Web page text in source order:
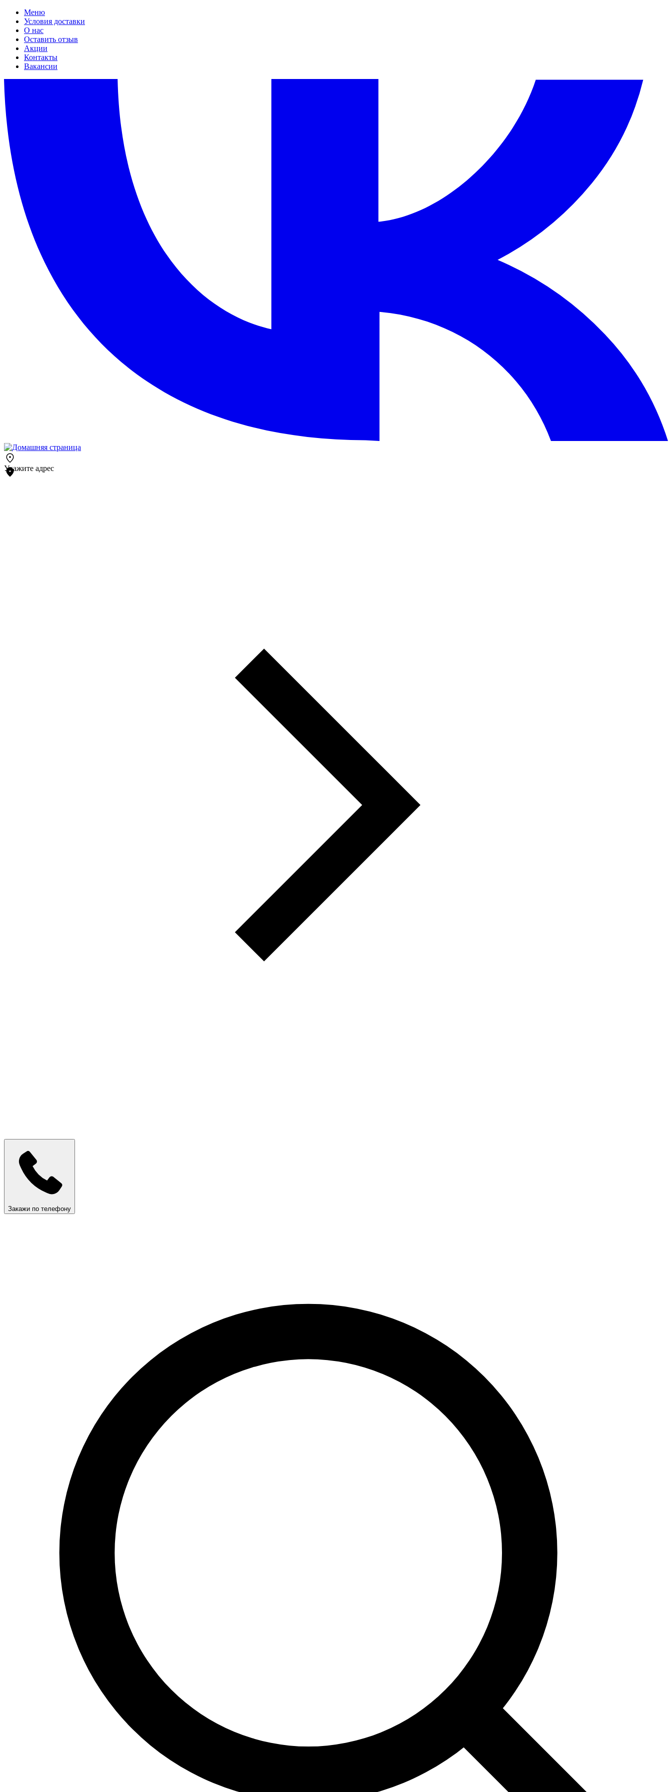
Меню
Условия доставки
О нас
Оставить отзыв
Акции
Контакты
Вакансии
Укажите адрес
Закажи по телефону